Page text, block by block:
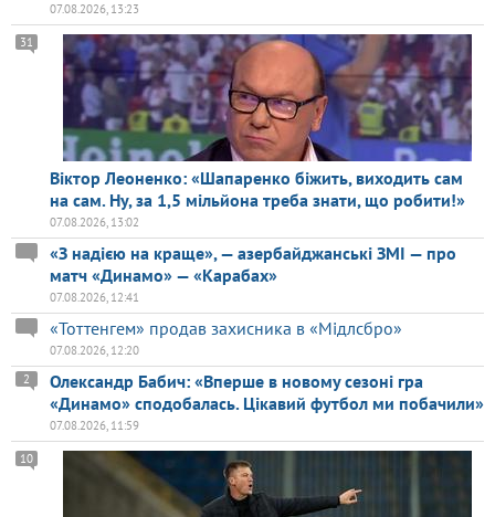
07.08.2026, 13:23
Віктор Леоненко: «Шапаренко біжить, виходить сам
на сам. Ну, за 1,5 мільйона треба знати, що робити!»
31
07.08.2026, 13:02
«З надією на краще», — азербайджанські ЗМІ — про
матч «Динамо» — «Карабах»
07.08.2026, 12:41
«Тоттенгем» продав захисника в «Мідлсбро»
07.08.2026, 12:20
Олександр Бабич: «Вперше в новому сезоні гра
«Динамо» сподобалась. Цікавий футбол ми побачили»
2
07.08.2026, 11:59
10